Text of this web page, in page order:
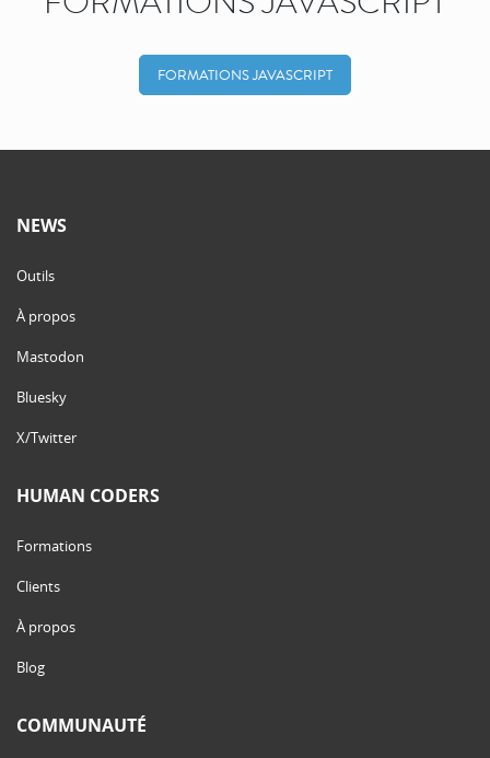
FORMATIONS JAVASCRIPT
NEWS
Outils
À propos
Mastodon
Bluesky
X/Twitter
HUMAN CODERS
Formations
Clients
À propos
Blog
COMMUNAUTÉ